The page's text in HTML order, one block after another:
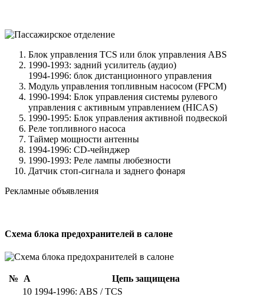
Блок управления TCS или блок управления ABS
1990-1993: задний усилитель (аудио)
1994-1996: блок дистанционного управления
Модуль управления топливным насосом (FPCM)
1990-1994: Блок управления системы рулевого
управления с активным управлением (HICAS)
1990-1995: Блок управления активной подвеской
Реле топливного насоса
Таймер мощности антенны
1994-1996: CD-чейнджер
1990-1993: Реле лампы любезности
Датчик стоп-сигнала и заднего фонаря
Рекламные объявления
Схема блока предохранителей в салоне
№ А
Цепь защищена
10 1994-1996: ABS / TCS